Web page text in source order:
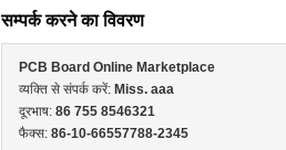
सम्पर्क करने का विवरण
PCB Board Online Marketplace
व्यक्ति से संपर्क करें: Miss. aaa
दूरभाष: 86 755 8546321
फैक्स: 86-10-66557788-2345